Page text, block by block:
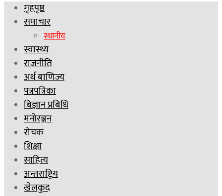
गृहपृष्ठ
समाचार
स्थानीय
स्वास्थ्य
राजनीति
अर्थ बाणिज्य
पत्रपत्रिका
बिज्ञान प्रबिधि
मनोरञ्जन
रोचक
शिक्षा
साहित्य
अन्तराष्ट्रिय
खेलकुद